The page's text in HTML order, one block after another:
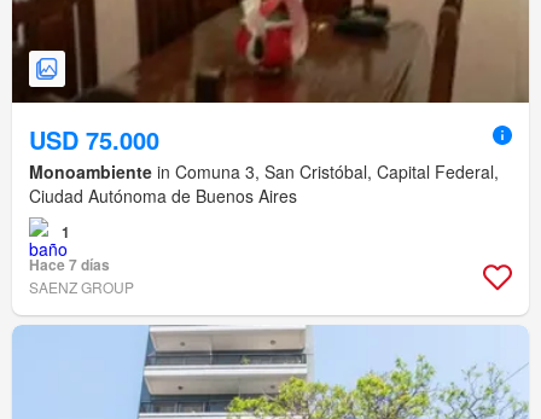
USD 75.000
Monoambiente in Comuna 3, San Cristóbal, Capital Federal,
Ciudad Autónoma de Buenos Aires
1
Hace 7 días
SAENZ GROUP